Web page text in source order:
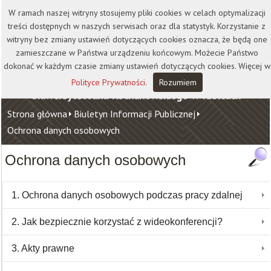
Kontakt Biblioteka
Wydawnictwo
Wirtualna Uczelnia
Uniwersytet Jana Kochanowskiego w Kielcach
Strona główna Biuletyn Informacji Publicznej
Ochrona danych osobowych
Ochrona danych osobowych
1. Ochrona danych osobowych podczas pracy zdalnej
2. Jak bezpiecznie korzystać z wideokonferencji?
3. Akty prawne
W ramach naszej witryny stosujemy pliki cookies w celach optymalizacji
treści dostępnych w naszych serwisach oraz dla statystyk. Korzystanie z
witryny bez zmiany ustawień dotyczących cookies oznacza, że będą one
zamieszczane w Państwa urządzeniu końcowym. Możecie Państwo
dokonać w każdym czasie zmiany ustawień dotyczących cookies. Więcej w
Polityce Prywatności. Rozumiem